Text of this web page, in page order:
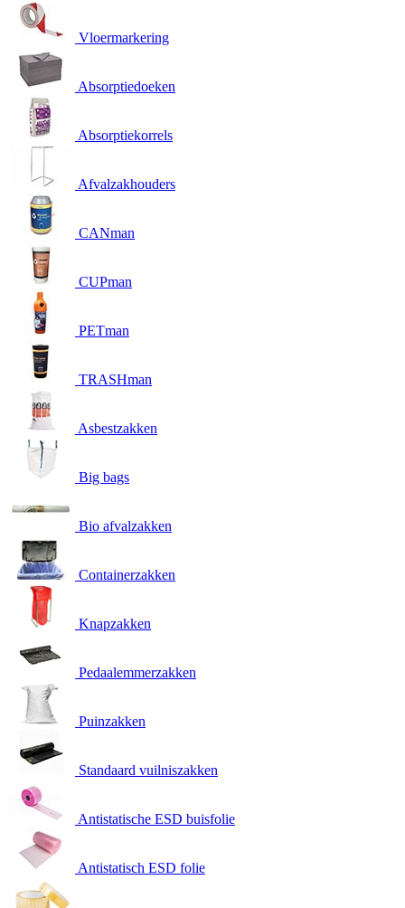
Vloermarkering
Absorptiedoeken
Absorptiekorrels
Afvalzakhouders
CANman
CUPman
PETman
TRASHman
Asbestzakken
Big bags
Bio afvalzakken
Containerzakken
Knapzakken
Pedaalemmerzakken
Puinzakken
Standaard vuilniszakken
Antistatische ESD buisfolie
Antistatisch ESD folie